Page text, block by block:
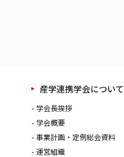
産学連携学会について
学会長挨拶
学会概要
事業計画・定例総会資料
運営組織